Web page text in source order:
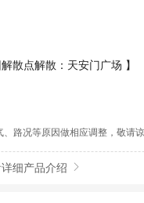
散点解散：天安门广场 】
路况等原因做相应调整，敬请谅
细产品介绍 